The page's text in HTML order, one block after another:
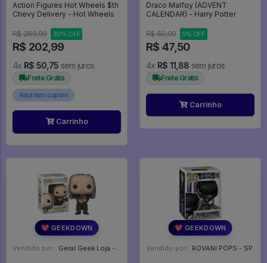
Action Figures Hot Wheels $th
Chevy Delivery - Hot Wheels
R$ 289,99 30% OFF
R$ 202,99
4x R$ 50,75 sem juros
Frete Grátis
Aqui tem cupom
Carrinho
Draco Malfoy (ADVENT
CALENDAR) - Harry Potter
R$ 50,00 5% OFF
R$ 47,50
4x R$ 11,88 sem juros
Frete Grátis
Carrinho
💖 GEEKDOWN
Vendido por: Geral Geek Loja - SP
💖 GEEKDOWN
Vendido por: ROVANI POPS - SP